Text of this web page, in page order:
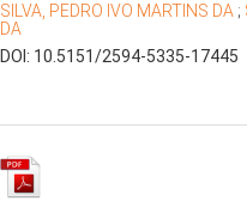
SILVA, PEDRO IVO MARTINS DA ;
DA
DOI: 10.5151/2594-5335-17445